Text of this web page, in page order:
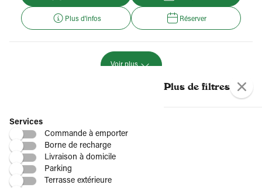
Plus de filtres
Services
Commande à emporter
Borne de recharge
Livraison à domicile
Parking
Terrasse extérieure
Plus d'infos Réserver
Voir plus
Plus de restaurants Del Arte
Par région
Par département